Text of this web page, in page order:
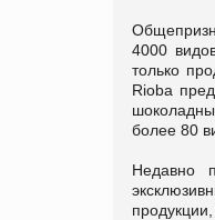
4000
только
Rioba
более 80
Недавно